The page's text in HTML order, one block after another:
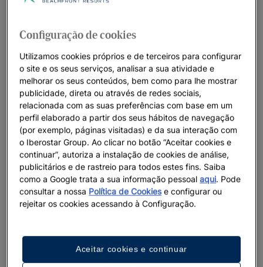
Configuração de cookies
Utilizamos cookies próprios e de terceiros para configurar
o site e os seus serviços, analisar a sua atividade e
melhorar os seus conteúdos, bem como para lhe mostrar
publicidade, direta ou através de redes sociais,
relacionada com as suas preferências com base em um
perfil elaborado a partir dos seus hábitos de navegação
(por exemplo, páginas visitadas) e da sua interação com
o Iberostar Group. Ao clicar no botão “Aceitar cookies e
continuar”, autoriza a instalação de cookies de análise,
publicitários e de rastreio para todos estes fins. Saiba
como a Google trata a sua informação pessoalaqui. Pode
consultar a nossa Política de Cookiese configurar ou
rejeitar os cookies acessando à Configuração.
Aceitar cookies e continuar